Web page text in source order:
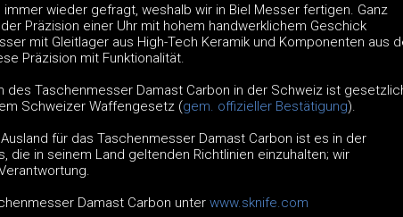
immer wieder gefragt, weshalb wir in Biel Messer fertigen. Ganz
Präzision einer Uhr mit hohem handwerklichem Geschick
mit Gleitlager aus High-Tech Keramik und Komponenten aus
Präzision mit Funktionalität.
des Taschenmesser Damast Carbon in der Schweiz ist
Schweizer Waffengesetz (gem. offizieller Bestätigung).
für das Taschenmesser Damast Carbon ist es in der
die in seinem Land geltenden Richtlinien einzuhalten; wir
Damast Carbon unter www.sknife.com